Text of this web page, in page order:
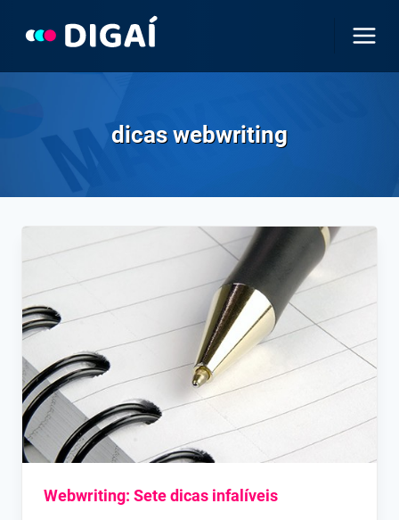
dicas webwriting
Webwriting: Sete dicas infalíveis